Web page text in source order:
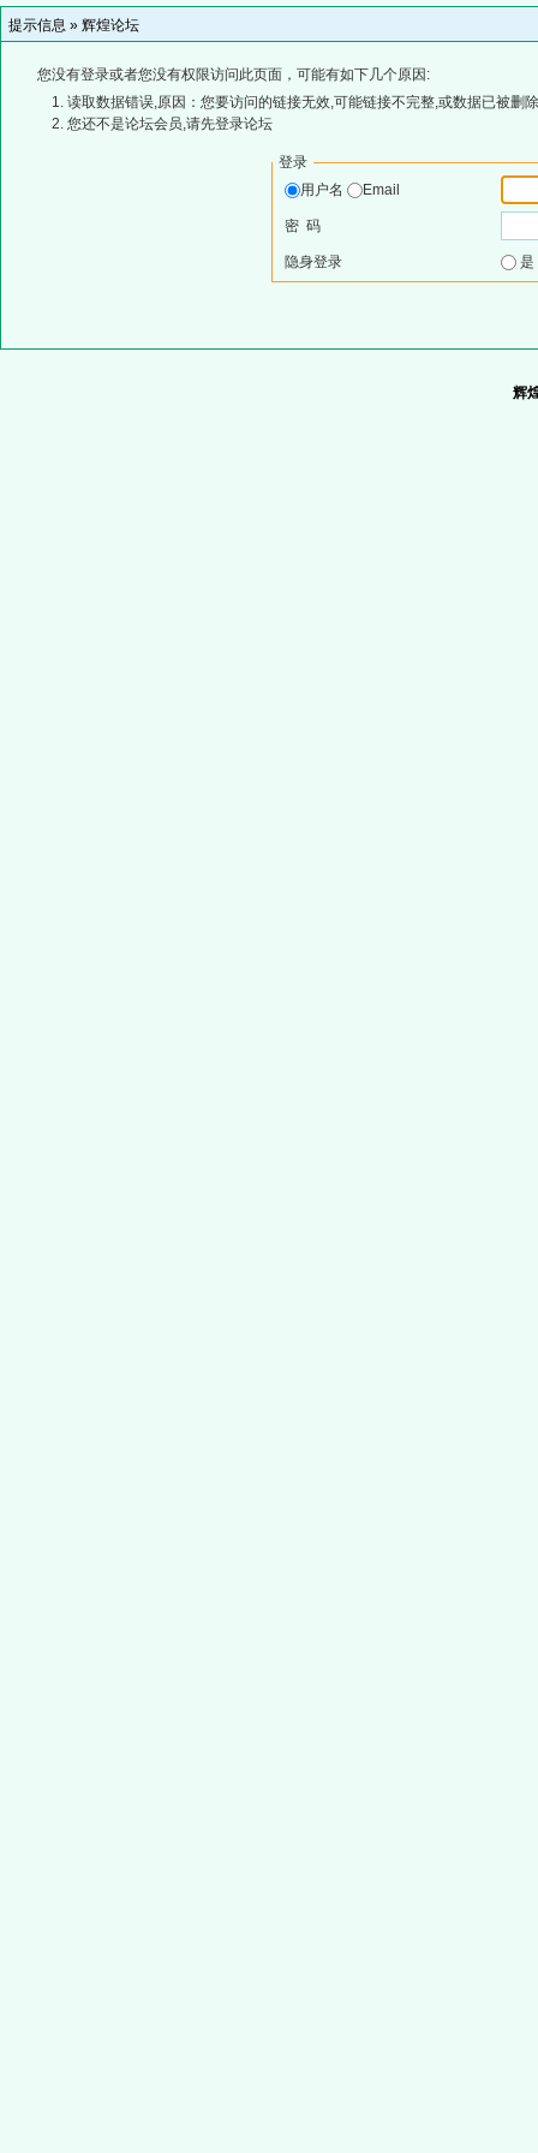
提示信息 » 辉煌论坛
您没有登录或者您没有权限访问此页面，可能有如下几个原因:
读取数据错误,原因：您要访问的链接无效,可能链接不完整,或数据已被删
您还不是论坛会员,请先登录论坛
登录
用户名
Email
密 码
隐身登录
辉